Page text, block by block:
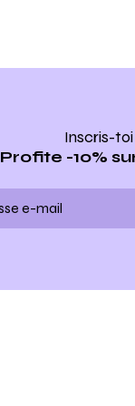
Inscris-
Profite -10%